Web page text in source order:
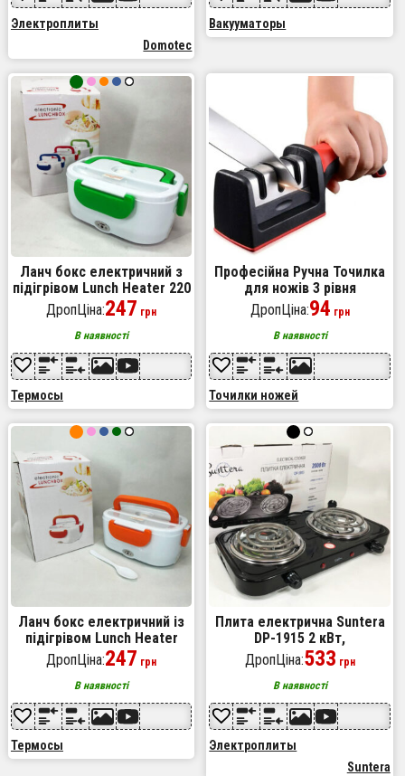
Электроплиты
Domotec
Вакууматоры
Ланч бокс електричний з
підігрівом Lunch Heater 220
V Pro, Термос для їжі для
дітей. Колір: зелений
ДропЦіна:247 грн
В наявності
Термосы
Професійна Ручна Точилка
для ножів 3 рівня
заточування Fast Sharpener
RS-168
ДропЦіна:94 грн
В наявності
Точилки ножей
Ланч бокс електричний із
підігрівом Lunch Heater
220V Pro, контейнер для їжі
з відсіками. Колір:
помаранчевий
ДропЦіна:247 грн
В наявності
Термосы
Плита електрична Suntera
DP-1915 2 кВт,
електроплита 2 конфорки,
двокомфорочна плита
Black
ДропЦіна:533 грн
В наявності
Электроплиты
Suntera